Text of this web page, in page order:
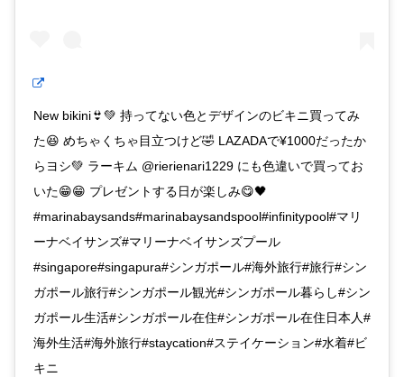
New bikini👙💚 持ってない色とデザインのビキニ買ってみ
た😆 めちゃくちゃ目立つけど🤣 LAZADAで¥1000だったか
らヨシ💚 ラーキム @rierienari1229 にも色違いで買ってお
いた😁😁 プレゼントする日が楽しみ😋🖤
#marinabaysands#marinabaysandspool#infinitypool#マリ
ーナベイサンズ#マリーナベイサンズプール
#singapore#singapura#シンガポール#海外旅行#旅行#シン
ガポール旅行#シンガポール観光#シンガポール暮らし#シン
ガポール生活#シンガポール在住#シンガポール在住日本人#
海外生活#海外旅行#staycation#ステイケーション#水着#ビ
キニ